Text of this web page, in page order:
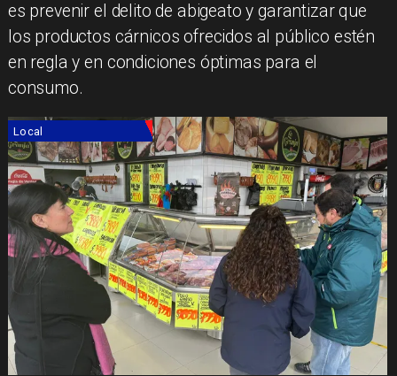
es prevenir el delito de abigeato y garantizar que
los productos cárnicos ofrecidos al público estén
en regla y en condiciones óptimas para el
consumo.
Local